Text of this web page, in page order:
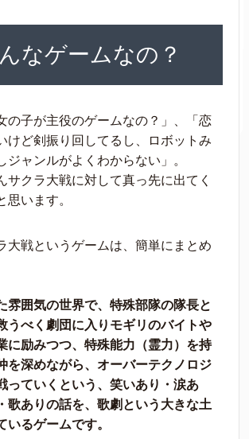
なゲームなの？
の子が主役のゲームなの？」、「恋
けど剣振り回してるし、ロボットみ
ジャンルがよくわからない」。
サクラ大戦に対して真っ先に出てく
思います。
大戦というゲームは、簡単にまとめ
雰囲気の世界で、特殊部隊の隊長と
うべく劇団に入りモギリのバイトや
に励みつつ、特殊能力（霊力）を持
を深めながら、オーバーテクノロジ
っていくという、笑いあり・涙あ
歌ありの話を、歌劇という大きな土
いるゲームです。